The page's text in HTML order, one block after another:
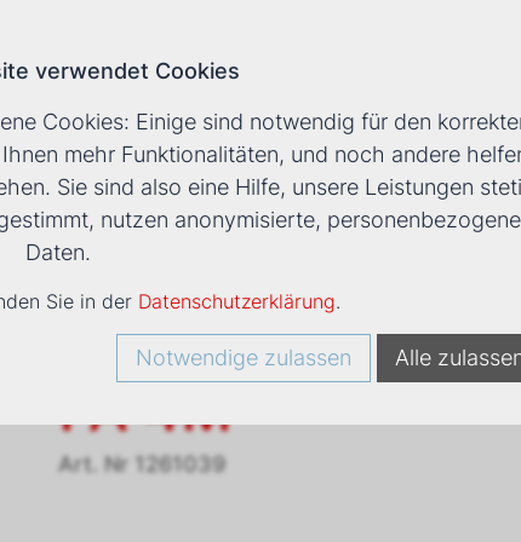
ToolsUnternehmen
ESTRO FA 4M
FA 4M
Art. Nr 1261039
verwendet Cookies
Cookies: Einige sind notwendig für den
mehr Funktionalitäten, und noch andere
Sie sind also eine Hilfe, unsere Leistungen
nutzen anonymisierte, personenbezogene
Daten.
Sie in der Datenschutzerklärung.
Notwendige zulassen Alle